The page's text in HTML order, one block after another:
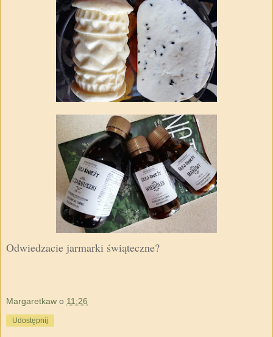
Odwiedzacie jarmarki świąteczne?
Margaretkaw o 11:26
Udostępnij